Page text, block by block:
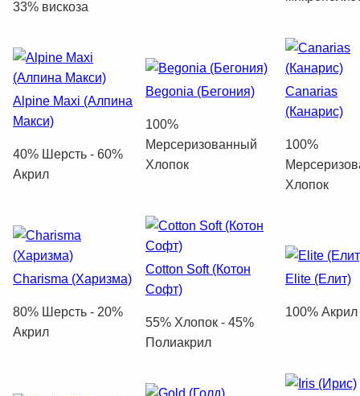
33% вискоза
Alpine Maxi (Алпина
Макси)
40% Шерсть - 60%
Акрил
Begonia (Бегония)
100%
Mерсеризованный
Хлопок
Canarias
(Канарис)
100%
Хлопок
Charisma (Харизма)
80% Шерсть - 20%
Акрил
Cotton Soft (Котон
Софт)
55% Хлопок - 45%
Полиакрил
Elite (Елит)
100% Акрил